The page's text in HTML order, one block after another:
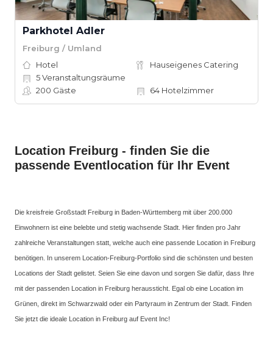
Parkhotel Adler
Freiburg / Umland
Hotel
Hauseigenes Catering
5Veranstaltungsräume
200 Gäste 64 Hotelzimmer
Location Freiburg - finden Sie die
passende Eventlocation für Ihr Event
Die kreisfreie Großstadt Freiburg in Baden-Württemberg mit über 200.000
Einwohnern ist eine belebte und stetig wachsende Stadt. Hier finden pro Jahr
zahlreiche Veranstaltungen statt, welche auch eine passende Location in Freiburg
benötigen. In unserem Location-Freiburg-Portfolio sind die schönsten und besten
Locations der Stadt gelistet. Seien Sie eine davon und sorgen Sie dafür, dass Ihre
mit der passenden Location in Freiburg heraussticht. Egal ob eine Location im
Grünen, direkt im Schwarzwald oder ein Partyraum in Zentrum der Stadt. Finden
Sie jetzt die ideale Location in Freiburg auf Event Inc!